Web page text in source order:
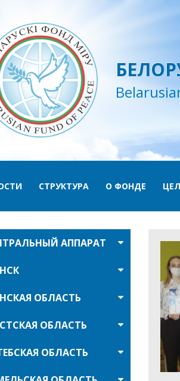
СТРУКТУРА О ФОНДЕ
АППАРАТ
ОБЛАСТЬ
ОБЛАСТЬ
ОБЛАСТЬ